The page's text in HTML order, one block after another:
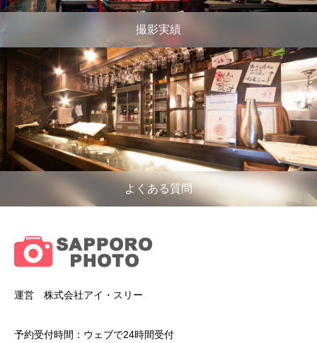
撮影実績
よくある質問
運営 株式会社アイ・スリー
予約受付時間：ウェブで24時間受付